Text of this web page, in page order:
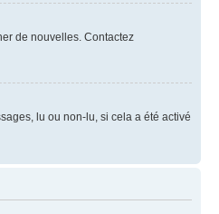
de nouvelles. Contactez
lu ou non-lu, si cela a été activé